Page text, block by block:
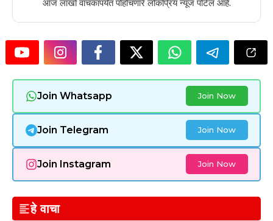
आज लाखो वाचकांपर्यंत पोहोचणारे लोकप्रिय न्यूज पोर्टल आहे.
Join Whatsapp Join Now
Join Telegram Join Now
Join Instagram Join Now
हे वाचा